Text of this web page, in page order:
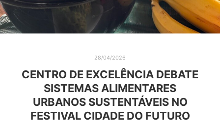
28/04/2026
CENTRO DE EXCELÊNCIA DEBATE
SISTEMAS ALIMENTARES
URBANOS SUSTENTÁVEIS NO
FESTIVAL CIDADE DO FUTURO